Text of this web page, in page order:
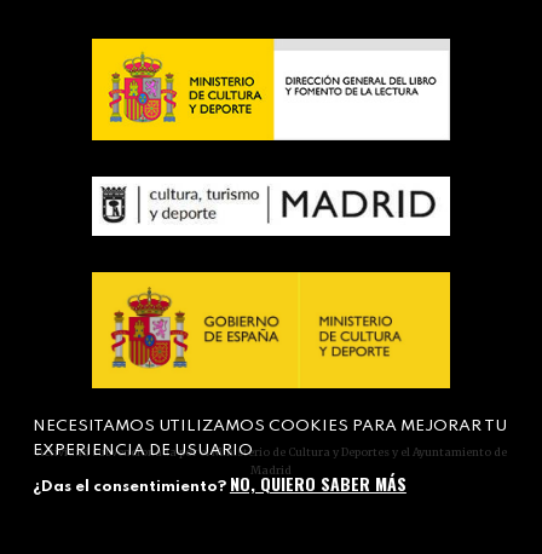
Actividad subvencionada por el Ministerio de Cultura y Deportes y el Ayuntamiento de
Madrid
NECESITAMOS UTILIZAMOS COOKIES PARA MEJORAR TU
EXPERIENCIA DE USUARIO
¿Das el consentimiento? NO, QUIERO SABER MÁS